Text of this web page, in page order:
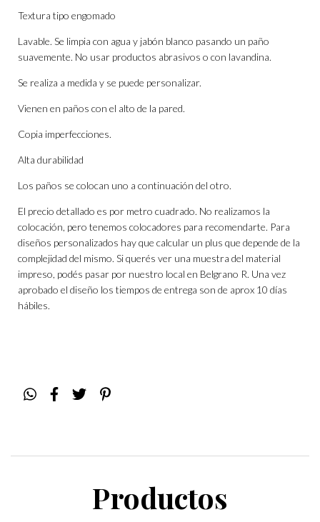
Textura tipo engomado
Lavable. Se limpia con agua y jabón blanco pasando un paño
suavemente. No usar productos abrasivos o con lavandina.
Se realiza a medida y se puede personalizar.
Vienen en paños con el alto de la pared.
Copia imperfecciones.
Alta durabilidad
Los paños se colocan uno a continuación del otro.
El precio detallado es por metro cuadrado. No realizamos la
colocación, pero tenemos colocadores para recomendarte. Para
diseños personalizados hay que calcular un plus que depende de la
complejidad del mismo. Si querés ver una muestra del material
impreso, podés pasar por nuestro local en Belgrano R. Una vez
aprobado el diseño los tiempos de entrega son de aprox 10 días
hábiles.
Productos